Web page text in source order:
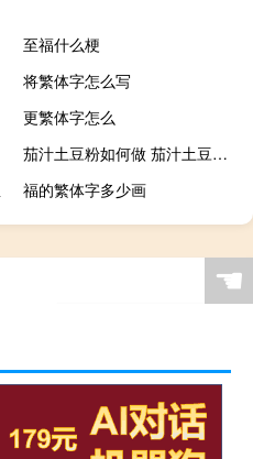
至福什么梗
将繁体字怎么写
更繁体字怎么
茄汁土豆粉如何做 茄汁土豆粉的做法
福的繁体字多少画
☚